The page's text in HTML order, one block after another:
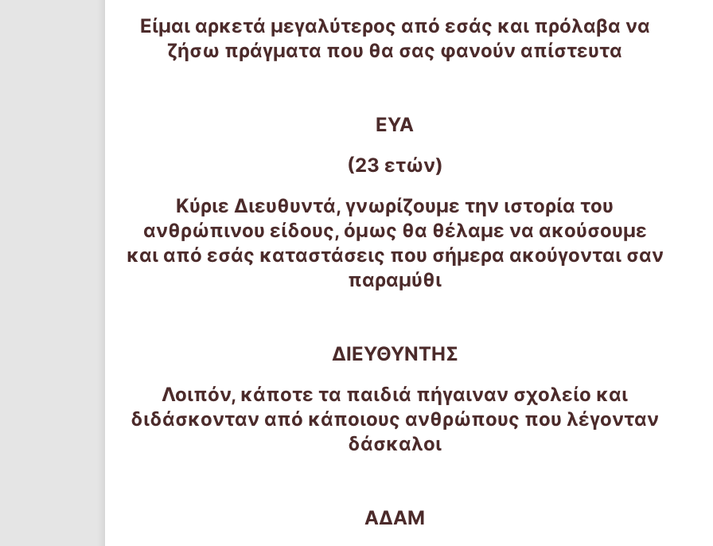
Είμαι αρκετά μεγαλύτερος από εσάς και πρόλαβα να
ζήσω πράγματα που θα σας φανούν απίστευτα
ΕΥΑ
(23 ετών)
Κύριε Διευθυντά, γνωρίζουμε την ιστορία του
ανθρώπινου είδους, όμως θα θέλαμε να ακούσουμε
και από εσάς καταστάσεις που σήμερα ακούγονται σαν
παραμύθι
ΔΙΕΥΘΥΝΤΗΣ
Λοιπόν, κάποτε τα παιδιά πήγαιναν σχολείο και
διδάσκονταν από κάποιους ανθρώπους που λέγονταν
δάσκαλοι
ΑΔΑΜ